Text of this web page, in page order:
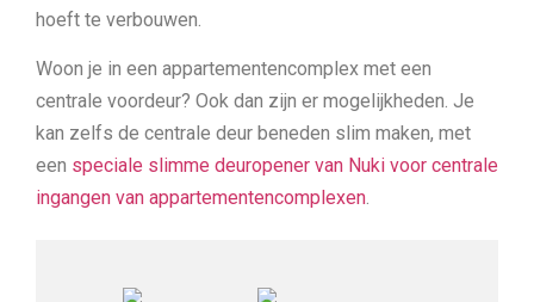
hoeft te verbouwen.
Woon je in een appartementencomplex met een
centrale voordeur? Ook dan zijn er mogelijkheden. Je
kan zelfs de centrale deur beneden slim maken, met
een speciale slimme deuropener van Nuki voor centrale
ingangen van appartementencomplexen.